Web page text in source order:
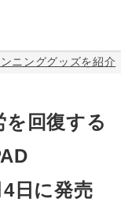
ニンググッズを紹介
回復する
日に発売